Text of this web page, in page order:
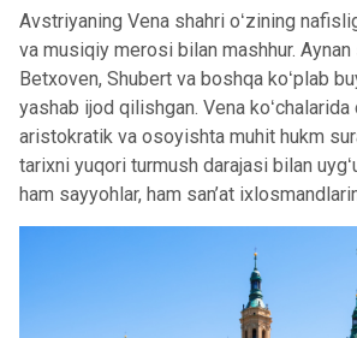
Avstriyaning Vena shahri oʻzining
va musiqiy merosi bilan mashhur.
Betxoven, Shubert va boshqa koʻplab
yashab ijod qilishgan. Vena koʻchalarida
aristokratik va osoyishta muhit hukm
tarixni yuqori turmush darajasi bilan
ham sayyohlar, ham san’at